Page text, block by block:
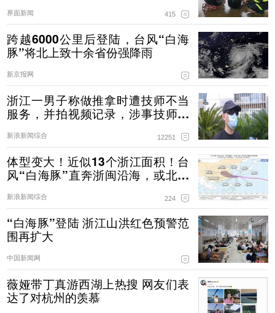
界面新闻 415
跨越6000公里后登陆，台风“白海
豚”将北上致十余省份强降雨
新京报网
浙江一男子称做推拿时遭技师不当
服务，并拍视频记录，涉事技师：
新浪新闻综合 12251
体型变大！近似13个浙江面积！台
风“白海豚”直奔浙闽沿海，或北上
防台应急响应
新浪新闻综合 224
“白海豚”登陆 浙江山洪红色预警范
围再扩大
中国新闻网
薇娅带丁真游西湖上热搜 网友们表
达了对杭州的羡慕